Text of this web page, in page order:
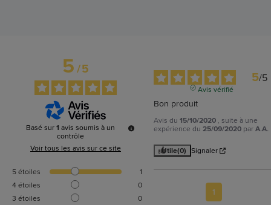
5/5
Basé sur1 avis soumis à un
contrôle
Voir tous les avis sur ce site
5étoiles
1
4étoiles
0
3 étoiles
0
5/5
Avis vérifié
Bon produit
Avis du15/10/2020 , suite à une
expérience du25/09/2020 parA.A.
Utile(0) Signaler
1